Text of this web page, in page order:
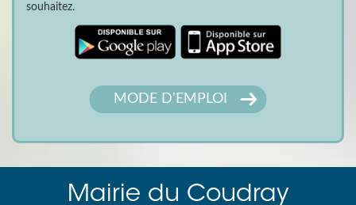
souhaitez.
MODE D'EMPLOI
Mairie du Coudray